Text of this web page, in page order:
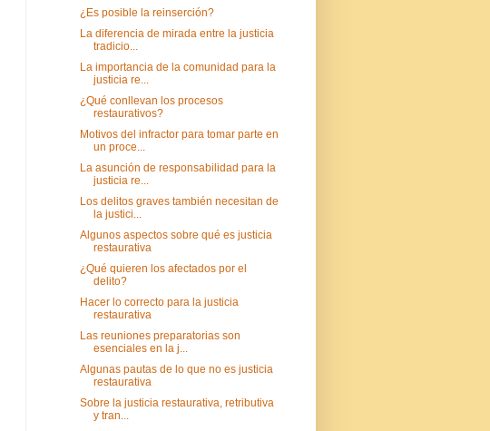
¿Es posible la reinserción?
La diferencia de mirada entre la justicia
tradicio...
La importancia de la comunidad para la
justicia re...
¿Qué conllevan los procesos
restaurativos?
Motivos del infractor para tomar parte en
un proce...
La asunción de responsabilidad para la
justicia re...
Los delitos graves también necesitan de
la justici...
Algunos aspectos sobre qué es justicia
restaurativa
¿Qué quieren los afectados por el
delito?
Hacer lo correcto para la justicia
restaurativa
Las reuniones preparatorias son
esenciales en la j...
Algunas pautas de lo que no es justicia
restaurativa
Sobre la justicia restaurativa, retributiva
y tran...